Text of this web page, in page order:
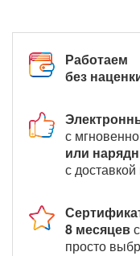
Работаем
без
с
или
с
8 месяцев
просто